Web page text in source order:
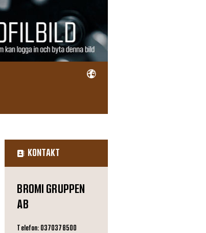
KONTAKT
BROMI GRUPPEN
AB
Telefon: 0370378500